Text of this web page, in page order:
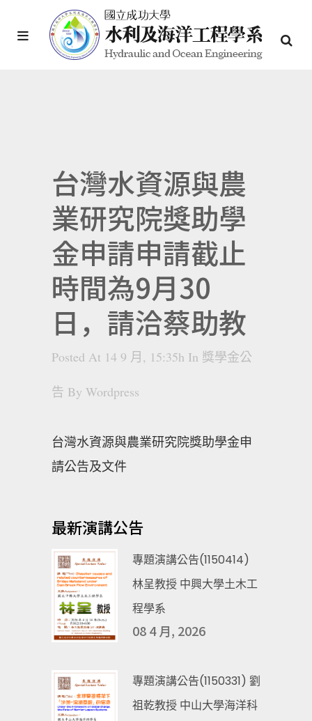
台灣水資源與農
業研究院獎助學
金申請申請截止
時間為9月30
日，請洽蔡助教
Posted At 14 9 月, 15:35h In 獎學金公
告 By Wordpress
台灣水資源與農業研究院獎助學金申
請公告及文件
最新演講公告
專題演講公告(1150414)
林呈教授 中興大學土木工
程學系
08 4 月, 2026
專題演講公告(1150331) 劉
祖乾教授 中山大學海洋科